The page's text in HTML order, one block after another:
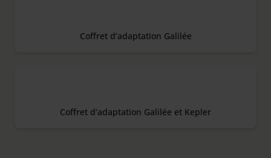
Coffret d‘adaptation Galilée
Coffret d‘adaptation Galilée et Kepler